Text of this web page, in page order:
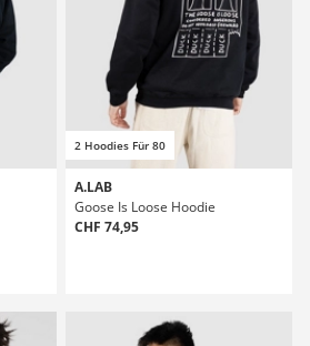
2 Hoodies Für 80
A.LAB
Goose Is Loose Hoodie
CHF 74,95